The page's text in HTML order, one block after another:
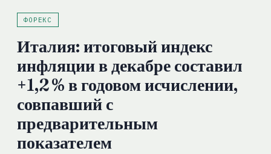
ФОРЕКС
Италия: итоговый индекс
инфляции в декабре составил
+1,2 % в годовом исчислении,
совпавший с
предварительным
показателем